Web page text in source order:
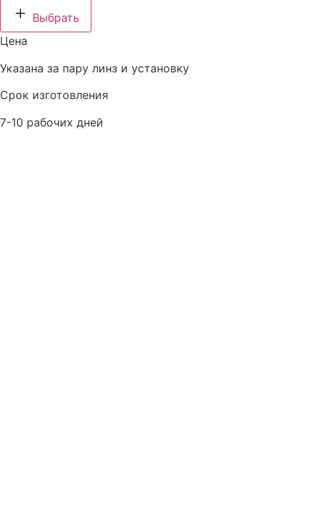
Выбрать
Цена
Указана за пару линз и установку
Срок изготовления
7-10 рабочих дней